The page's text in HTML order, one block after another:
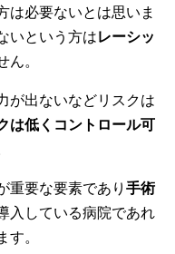
は必要ないとは思いま
いという方はレーシッ
ん。
が出ないなどリスクは
は低くコントロール可
重要な要素であり 手術
入している病院であれ
す。